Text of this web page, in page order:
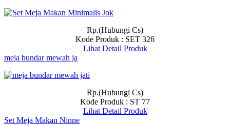
Rp.(Hubungi Cs)
Kode Produk : SET 326
Lihat Detail Produk
meja bundar mewah ja
Rp.(Hubungi Cs)
Kode Produk : ST 77
Lihat Detail Produk
Set Meja Makan Ninne